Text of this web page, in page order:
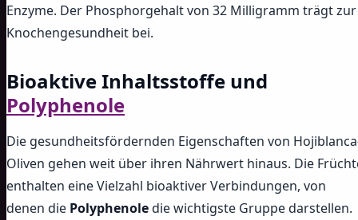
Enzyme. Der Phosphorgehalt von 32 Milligramm trägt zur
Knochengesundheit bei.
Bioaktive Inhaltsstoffe und
Polyphenole
Die gesundheitsfördernden Eigenschaften von
Oliven gehen weit über ihren Nährwert hinaus. Die
enthalten eine Vielzahl bioaktiver Verbindungen, von
denen die Polyphenoledie wichtigste Gruppe darstellen.